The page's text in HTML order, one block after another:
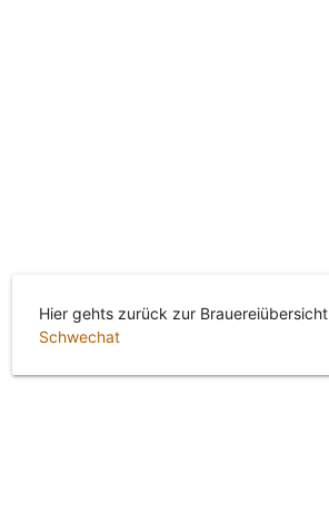
Hier gehts zurück zur Brauereiübersicht
Schwechat